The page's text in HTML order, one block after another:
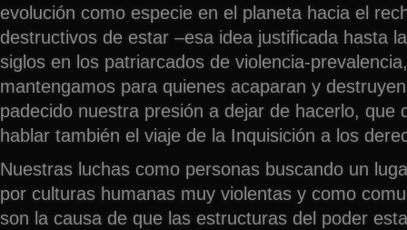
evolución como especie en el planeta hacia el
destructivos de estar –esa idea justificada hasta
siglos en los patriarcados de violencia-
mantengamos para quienes acaparan y
padecido nuestra presión a dejar de hacerlo, que
hablar también el viaje de la Inquisición a los
Nuestras luchas como personas buscando un
por culturas humanas muy violentas y como
son la causa de que las estructuras del poder